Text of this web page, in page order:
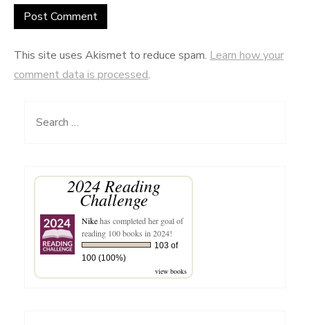
This site uses Akismet to reduce spam. Learn how your
comment data is processed.
Search
2024 Reading
Challenge
Nikehas completed her goal of
reading 100 books in 2024!
103 of
100 (100%)
view books